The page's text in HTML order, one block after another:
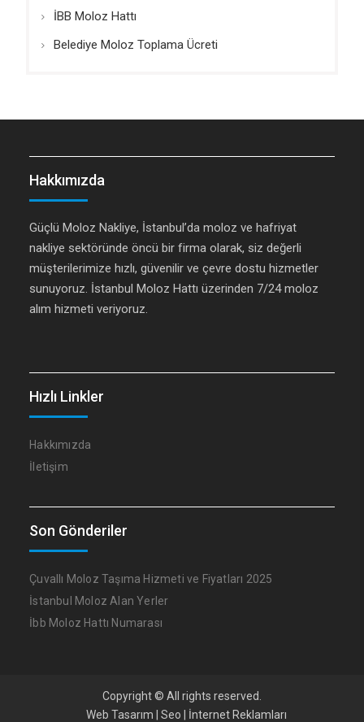
İBB Moloz Hattı
Belediye Moloz Toplama Ücreti
Hakkımızda
Güçlü Moloz Nakliye, İstanbul’da moloz ve hafriyat
nakliye sektöründe öncü bir firma olarak, siz değerli
müşterilerimize hızlı, güvenilir ve çevre dostu hizmetler
sunuyoruz. İstanbul Moloz Hattı üzerinden 7/24 moloz
alım hizmeti veriyoruz.
Hızlı Linkler
Hakkımızda
İletişim
Son Gönderiler
Çuvallı Moloz Taşıma Hizmeti ve Fiyatları 2025
İstanbul Moloz Alan Yerler
İbb Moloz Hattı Numarası
Copyright © All rights reserved.
Web Tasarım | Seo | İnternet Reklamları